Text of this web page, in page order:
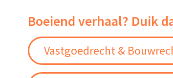
Boeiend verhaal? Duik
Vastgoedrecht &